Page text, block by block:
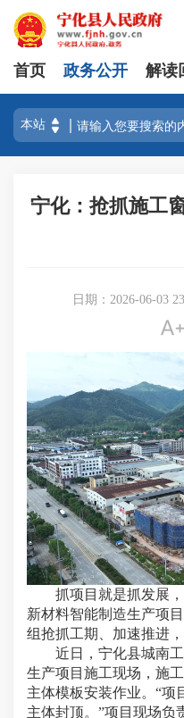
首页 政务公开 解读
宁化：抢抓施工
日期：2026-06-03

抓项目就是抓发展，
新材料智能制造生产项
组抢抓工期、加速推进
近日，宁化县城南工
生产项目施工现场，施
主体模板安装作业。“项
主体封顶。”项目现场负